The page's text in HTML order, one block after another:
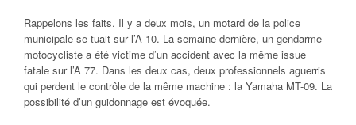
Rappelons les faits. Il y a deux mois, un motard de la police
municipale se tuait sur l’A 10. La semaine dernière, un gendarme
motocycliste a été victime d’un accident avec la même issue
fatale sur l’A 77. Dans les deux cas, deux professionnels aguerris
qui perdent le contrôle de la même machine : la Yamaha MT-09. La
possibilité d’un guidonnage est évoquée.